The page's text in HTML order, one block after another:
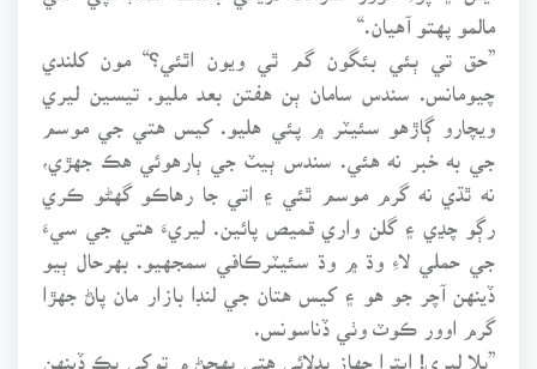
مالمو پهتو آهيان.“
”حق تي ٻئي بئگون گم ٿي ويون اٿئي؟“ مون کلندي
چيومانس. سندس سامان ٻن هفتن بعد مليو. تيسين ليري
ويچارو ڳاڙهو سئيٽر ۾ پئي هليو. کيس هتي جي موسم
جي به خبر نه هئي. سندس ٻيٽ جي ٻارهوئي هڪ جهڙي،
نه ٿڌي نه گرم موسم ٿئي ۽ اتي جا رهاڪو گهڻو ڪري
رڳو چڍي ۽ گلن واري قميص پائين. ليريءَ هتي جي سيءَ
جي حملي لاءِ وڌ ۾ وڌ سئيٽرڪافي سمجهيو. بهرحال ٻيو
ڏينهن آچر جو هو ۽ کيس هتان جي لنڊا بازار مان پاڻ جهڙا
گرم اوور ڪوٽ وٺي ڏناسونس.
”ڀلا ليري! ايترا جهاز بدلائي هتي پهچڻ ۾ توکي پڪ ڏينهن